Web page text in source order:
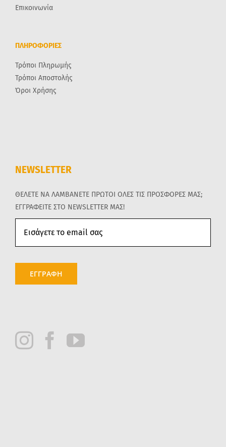
Επικοινωνία
ΠΛΗΡΟΦΟΡΙΕΣ
Τρόποι Πληρωμής
Τρόποι Αποστολής
Όροι Χρήσης
NEWSLETTER
ΘΕΛΕΤΕ ΝΑ ΛΑΜΒΑΝΕΤΕ ΠΡΩΤΟΙ ΟΛΕΣ ΤΙΣ ΠΡΟΣΦΟΡΕΣ ΜΑΣ;
ΕΓΓΡΑΦΕΙΤΕ ΣΤΟ NEWSLETTER ΜΑΣ!
ΕΓΓΡΑΦΗ